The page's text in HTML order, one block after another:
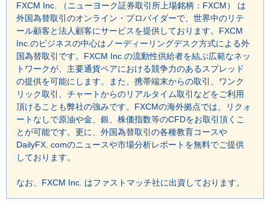
FXCM Inc. （ニューヨーク証券取引所上場銘柄：FXCM） は
外国為替取引のオンライン・プロバイダーで、世界中のリテ
ール顧客と法人顧客にサービスを提供しております。FXCM
Inc.のビジネスの中心はノーディーリングデスク方式による外
国為替取引です。FXCM Inc.の流動性供給者を結ぶ広範なネッ
トワークが、主要通貨ペアにおける競争力のあるスプレッド
の提供を可能にします。また、携帯端末からの取引、ワンク
リック取引、チャートからのリアルタイム取引などをご利用
頂けることも弊社の強みです。FXCMの海外拠点では、リクォ
ートなしで原油や金、銀、株価指数等のCFDをお取引頂くこ
とが可能です。更に、外国為替取引の各種教育コースや
DailyFX. comのニュースや市場分析レポートを無料でご提供
しております。
なお、FXCM Inc. はファストマッチ社に出資しております。